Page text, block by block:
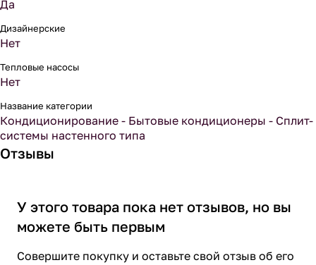
Да
Дизайнерские
Нет
Тепловые насосы
Нет
Название категории
Кондиционирование - Бытовые кондиционеры - Сплит-
системы настенного типа
Отзывы
У этого товара пока нет отзывов, но вы
можете быть первым
Совершите покупку и оставьте свой отзыв об его